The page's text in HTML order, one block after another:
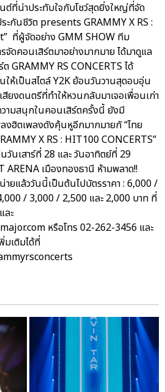
ที่น่าประทับใจกับโชว์สุดยิ่งใหญ่ที่จัด
ะกันชีวิต presents GRAMMY X RS :
ที่ผู้จัดอย่าง GMM SHOW ทีม
ดคอนเสิร์ตมาอย่างมากมาย ได้มาดูแล
GRAMMY RS CONCERTS ได้
ให้เป็นสไตล์ Y2K ย้อนวันวานสุดอบอุ่น
ยงดนตรีที่ทำให้หวนกลับมาเจอเพื่อนเก่า
ามสนุกในคอนเสิร์ตครั้งนี้ ยังมี
งฮิตเพลงดังคุ้นหูอีกมากมายกั “ไทย
X RS : HIT100 CONCERTS”
นเสาร์ที่ 28 และ วันอาทิตย์ที่ 29
เมืองทองธานี ห้ามพลาด!!
ายแล้ววันนี้เป็นต้นไปบัตรราคา : 6,000 /
/ 3,000 / 2,500 และ 2,000 บาท ที่
ละ
หรือโทร 02-262-3456 และ
มเติมได้ที่